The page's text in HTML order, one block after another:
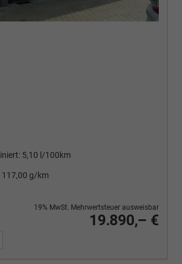
5,10 l/100km
117,00 g/km
19.890,– €
19% MwSt. Mehrwertsteuer ausweisbar
drucken